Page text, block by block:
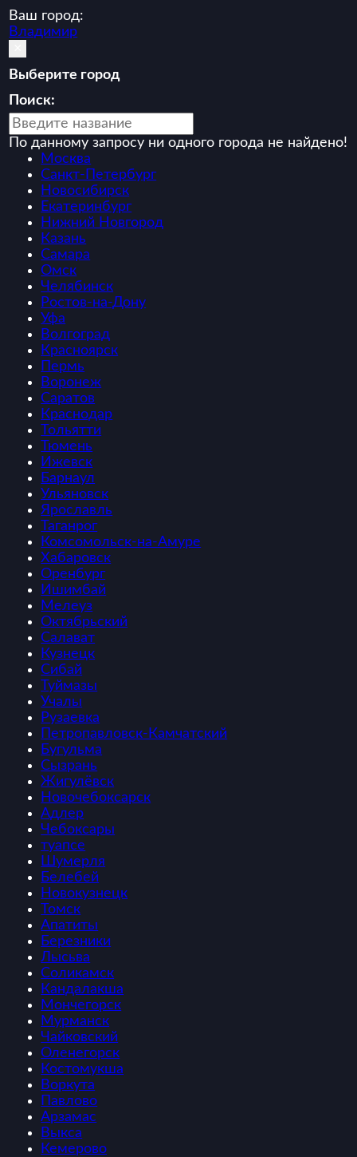
Ваш город:
Владимир
Выберите город
Поиск:
По данному запросу ни одного города не найдено!
Москва
Санкт-Петербург
Новосибирск
Екатеринбург
Нижний Новгород
Казань
Самара
Омск
Челябинск
Ростов-на-Дону
Уфа
Волгоград
Красноярск
Пермь
Воронеж
Саратов
Краснодар
Тольятти
Тюмень
Ижевск
Барнаул
Ульяновск
Ярославль
Таганрог
Комсомольск-на-Амуре
Хабаровск
Оренбург
Ишимбай
Мелеуз
Октябрьский
Салават
Кузнецк
Сибай
Туймазы
Учалы
Рузаевка
Петропавловск-Камчатский
Бугульма
Сызрань
Жигулёвск
Новочебоксарск
Адлер
Чебоксары
туапсе
Шумерля
Белебей
Новокузнецк
Томск
Апатиты
Березники
Лысьва
Соликамск
Кандалакша
Мончегорск
Мурманск
Чайковский
Оленегорск
Костомукша
Воркута
Павлово
Арзамас
Выкса
Кемерово